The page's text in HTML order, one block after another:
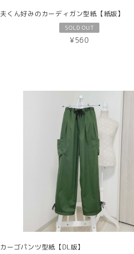
夫くん好みのカーディガン型紙【紙版】
SOLD OUT
¥560
カーゴパンツ型紙【DL版】